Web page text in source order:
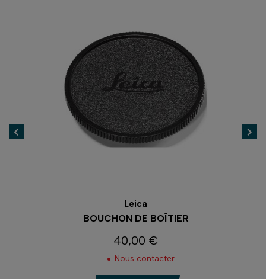
Leica
BOUCHON DE BOÎTIER
Prix
40,00 €
Nous contacter